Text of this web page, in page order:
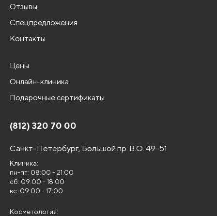
Отзывы
Спецпредложения
Контакты
Цены
Онлайн-клиника
Подарочные сертификаты
(812) 320 70 00
Санкт-Петербург, Большой пр. В.О. 49-51
Клиника:
пн-пт: 08:00 - 21:00
сб: 09:00 - 18:00
вс: 09:00 - 17:00
Косметология: